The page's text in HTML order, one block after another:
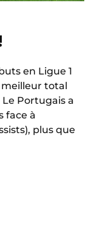
en Ligue 1
meilleur total
Portugais a
face à
plus que